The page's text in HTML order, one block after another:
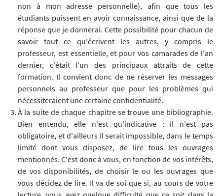
non à mon adresse personnelle), afin que tous les
étudiants puissent en avoir connaissance, ainsi que de la
réponse que je donnerai. Cette possibilité pour chacun de
savoir tout ce qu'écrivent les autres, y compris le
professeur, est essentielle, et pour vos camarades de l'an
dernier, c'était l'un des principaux attraits de cette
formation. Il convient donc de ne réserver les messages
personnels au professeur que pour les problèmes qui
nécessiteraient une certaine confidentialité.
À la suite de chaque chapitre se trouve une bibliographie.
Bien entendu, elle n'est qu'indicative : il n'est pas
obligatoire, et d'ailleurs il serait impossible, dans le temps
limité dont vous disposez, de lire tous les ouvrages
mentionnés. C'est donc à vous, en fonction de vos intérêts,
de vos disponibilités, de choisir le ou les ouvrages que
vous décidez de lire. Il va de soi que si, au cours de votre